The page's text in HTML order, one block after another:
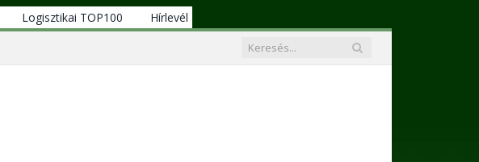
Logisztikai TOP100
Hírlevél